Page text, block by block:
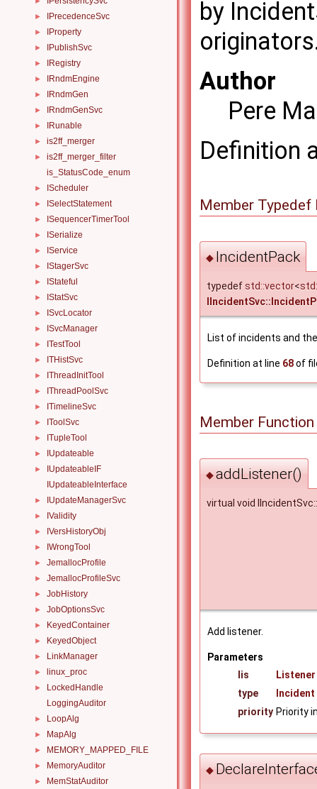
► IPrecedenceSvc
► IProperty
► IPublishSvc
► IRegistry
► IRndmEngine
► IRndmGen
► IRndmGenSvc
► IRunable
► is2ff_merger
►
is2ff_merger_filter
is_StatusCode_enum
► IScheduler
► ISelectStatement
► ISequencerTimerTool
► ISerialize
► IService
► IStagerSvc
► IStateful
► IStatSvc
► ISvcLocator
► ISvcManager
► ITestTool
► ITHistSvc
► IThreadInitTool
► IThreadPoolSvc
► ITimelineSvc
► IToolSvc
► ITupleTool
► IUpdateable
►
IUpdateableIF
IUpdateableInterface
► IUpdateManagerSvc
► IValidity
► IVersHistoryObj
► IWrongTool
► JemallocProfile
► JemallocProfileSvc
► JobHistory
► JobOptionsSvc
► KeyedContainer
► KeyedObject
► LinkManager
► linux_proc
►
LockedHandle
LoggingAuditor
► LoopAlg
► MapAlg
► MEMORY_MAPPED_FILE
► MemoryAuditor
► MemStatAuditor
by
Author
Pere
Definition
Member
◆ IncidentPack
typedefstd::vector<
List of incidents and
Definition at line 68of
Member
◆addListener()
virtual void
Add listener.
Parameters
lis
Listener
type
Incident
priority Priority
◆